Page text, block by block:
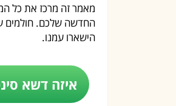
מאמר זה מרכז את כל
החדשה שלכם. חולמים
הישארו עמנו.
איזה דשא